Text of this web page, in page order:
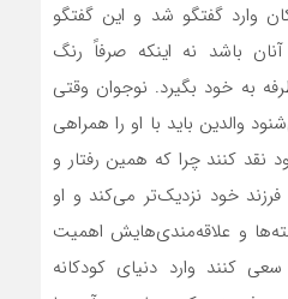
وارد گفتگو شد و این گفتگو
باشد نه اینکه صرفاً رنگ
به خود بگیرد. نوجوان وقتی
والدین باید با او را همراهی
نقد کنند چرا که همین رفتار و
فرزند خود نزدیک‌تر می‌کند و او
و علاقه‌مندی‌هایش اهمیت
کنند وارد دنیای کودکانه